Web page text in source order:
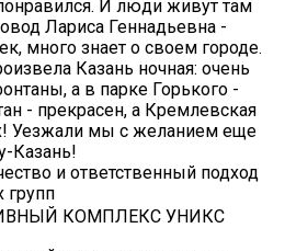
И люди живут там
Лариса Геннадьевна -
много знает о своем городе.
Казань ночная: очень
а в парке Горького -
- прекрасен, а Кремлевская
Уезжали мы с желанием еще
Казань!
и ответственный подход